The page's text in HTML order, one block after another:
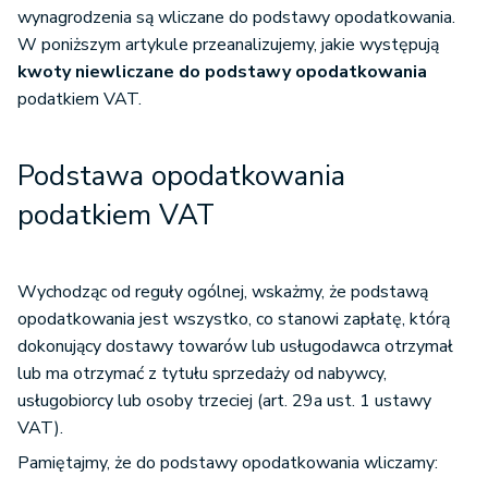
wynagrodzenia są wliczane do podstawy opodatkowania.
W poniższym artykule przeanalizujemy, jakie występują
kwoty niewliczane do podstawy opodatkowania
podatkiem VAT.
Podstawa opodatkowania
podatkiem VAT
Wychodząc od reguły ogólnej, wskażmy, że podstawą
opodatkowania jest wszystko, co stanowi zapłatę, którą
dokonujący dostawy towarów lub usługodawca otrzymał
lub ma otrzymać z tytułu sprzedaży od nabywcy,
usługobiorcy lub osoby trzeciej (art. 29a ust. 1 ustawy
VAT).
Pamiętajmy, że do podstawy opodatkowania wliczamy: